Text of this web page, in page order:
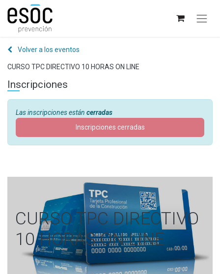
Volver a los eventos
CURSO TPC DIRECTIVO 10 HORAS ON LINE
Inscripciones
Las inscripciones están cerradas
Inscripciones cerradas
CURSO TPC DIRECTIVO
10 HORAS ON LINE